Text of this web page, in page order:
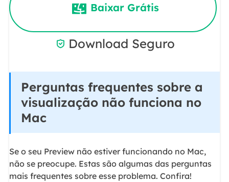
Baixar Grátis
 Download Seguro
Perguntas frequentes sobre a
visualização não funciona no
Mac
Se o seu Preview não estiver funcionando no Mac,
não se preocupe. Estas são algumas das perguntas
mais frequentes sobre esse problema. Confira!